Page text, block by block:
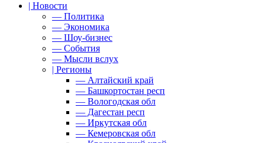
| Новости
— Политика
— Экономика
— Шоу-бизнес
— События
— Мысли вслух
| Регионы
— Алтайский край
— Башкортостан респ
— Вологодская обл
— Дагестан респ
— Иркутская обл
— Кемеровская обл